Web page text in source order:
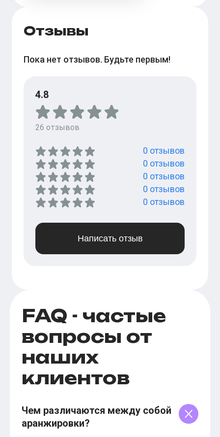
Отзывы
Пока нет отзывов. Будьте первым!
4.8
26 отзывов
0 отзывов
0 отзывов
0 отзывов
0 отзывов
0 отзывов
Написать отзыв
FAQ - частые
вопросы от
наших
клиентов
Чем различаются между собой
аранжировки?